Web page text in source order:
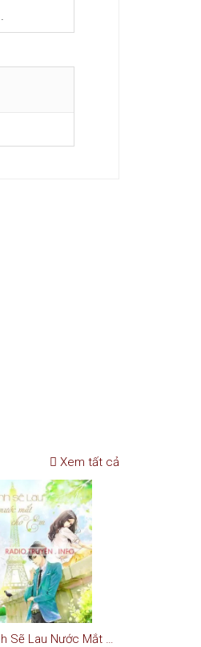
Xem tất cả
Anh Sẽ Lau Nước Mắt Cho Em - Truyện Ngôn Tình